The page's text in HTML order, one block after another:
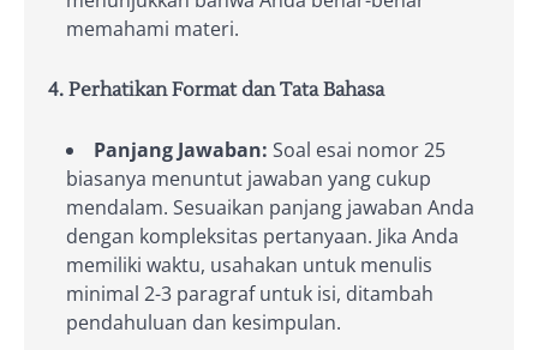
memahami materi.
4. Perhatikan Format dan Tata Bahasa
Panjang Jawaban: Soal esai nomor 25
biasanya menuntut jawaban yang cukup
mendalam. Sesuaikan panjang jawaban Anda
dengan kompleksitas pertanyaan. Jika Anda
memiliki waktu, usahakan untuk menulis
minimal 2-3 paragraf untuk isi, ditambah
pendahuluan dan kesimpulan.